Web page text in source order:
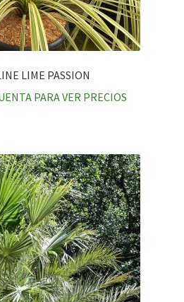
LIME PASSION
PARA VER PRECIOS